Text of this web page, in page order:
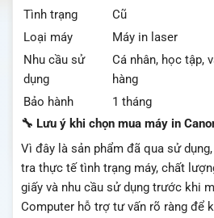
Tình trạng
Cũ
Loại máy
Máy in laser
Nhu cầu sử
dụng
Cá nhân, học tập,
hàng
Bảo hành
1 tháng
🔧 Lưu ý khi chọn mua máy in
Vì đây là sản phẩm đã qua sử
tra thực tế tình trạng máy, chất
giấy và nhu cầu sử dụng trước khi
Computer hỗ trợ tư vấn rõ ràng để